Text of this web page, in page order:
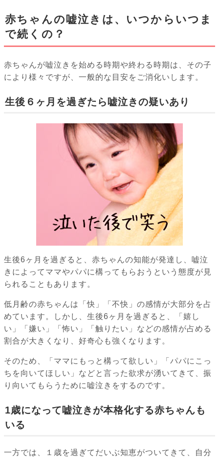
赤ちゃんの嘘泣きは、いつからいつま
で続くの？
赤ちゃんが嘘泣きを始める時期や終わる時期は、その子
により様々ですが、一般的な目安をご消化いします。
生後６ヶ月を過ぎたら嘘泣きの疑いあり
生後6ヶ月を過ぎると、赤ちゃんの知能が発達し、嘘泣
きによってママやパパに構ってもらおうという態度が見
られることもあります。
低月齢の赤ちゃんは「快」「不快」の感情が大部分を占
めています。しかし、生後6ヶ月を過ぎると、「嬉し
い」「嫌い」「怖い」「触りたい」などの感情が占める
割合が大きくなり、好奇心も強くなります。
そのため、「ママにもっと構って欲しい」「パパにこっ
ちを向いてほしい」などと言った欲求が湧いてきて、振
り向いてもらうために嘘泣きをするのです。
1歳になって嘘泣きが本格化する赤ちゃんも
いる
一方では、１歳を過ぎてだいぶ知恵がついてきて、自分